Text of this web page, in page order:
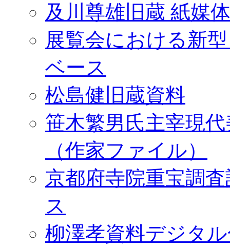
及川尊雄旧蔵 紙媒
展覧会における新
ベース
松島健旧蔵資料
笹木繁男氏主宰現
（作家ファイル）
京都府寺院重宝調
ス
柳澤孝資料デジタ